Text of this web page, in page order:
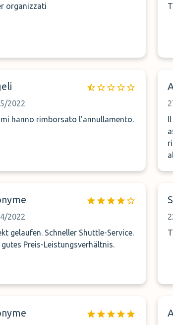
colpa. Per il resto non mi spiego
sono nei dintorni.
organizzati
2022
hanno rimborsato l'annullamento.
2022
gelaufen. Schneller Shuttle-Service.
gutes Preis-Leistungsverhältnis.